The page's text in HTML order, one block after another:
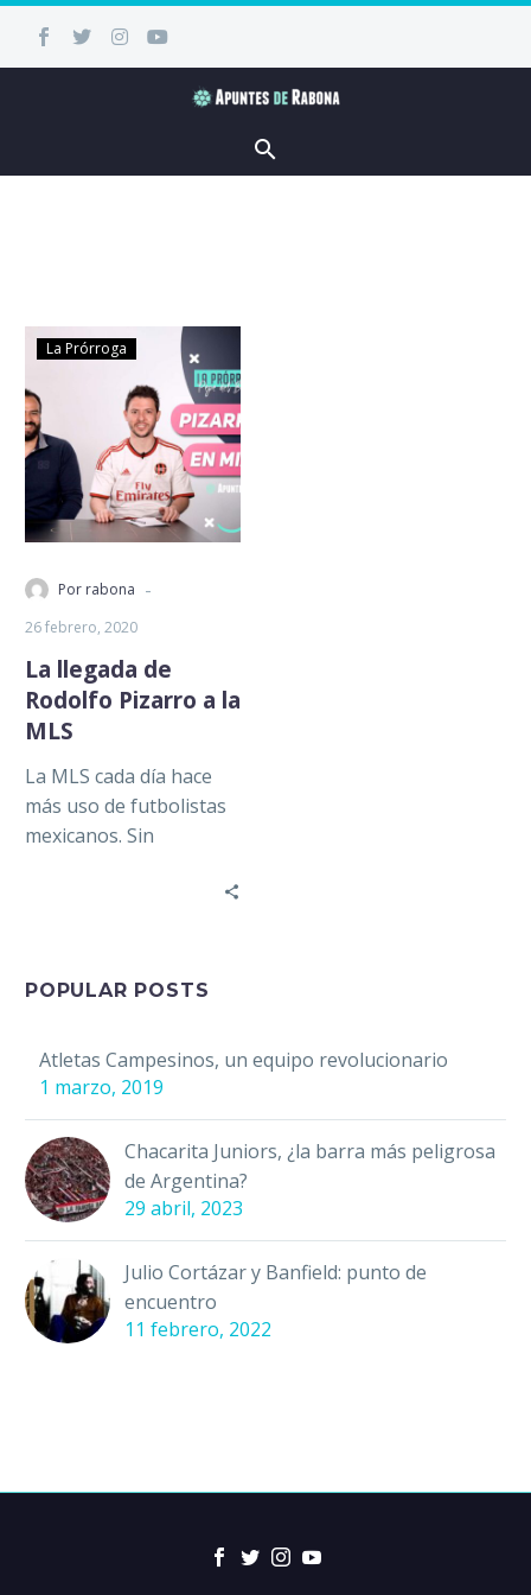
La Prórroga
Por rabona -
26 febrero, 2020
La llegada de
Rodolfo Pizarro a la
MLS
La MLS cada día hace
más uso de futbolistas
mexicanos. Sin
POPULAR POSTS
Atletas Campesinos, un equipo revolucionario
1 marzo, 2019
Chacarita Juniors, ¿la barra más peligrosa
de Argentina?
29 abril, 2023
Julio Cortázar y Banfield: punto de
encuentro
11 febrero, 2022